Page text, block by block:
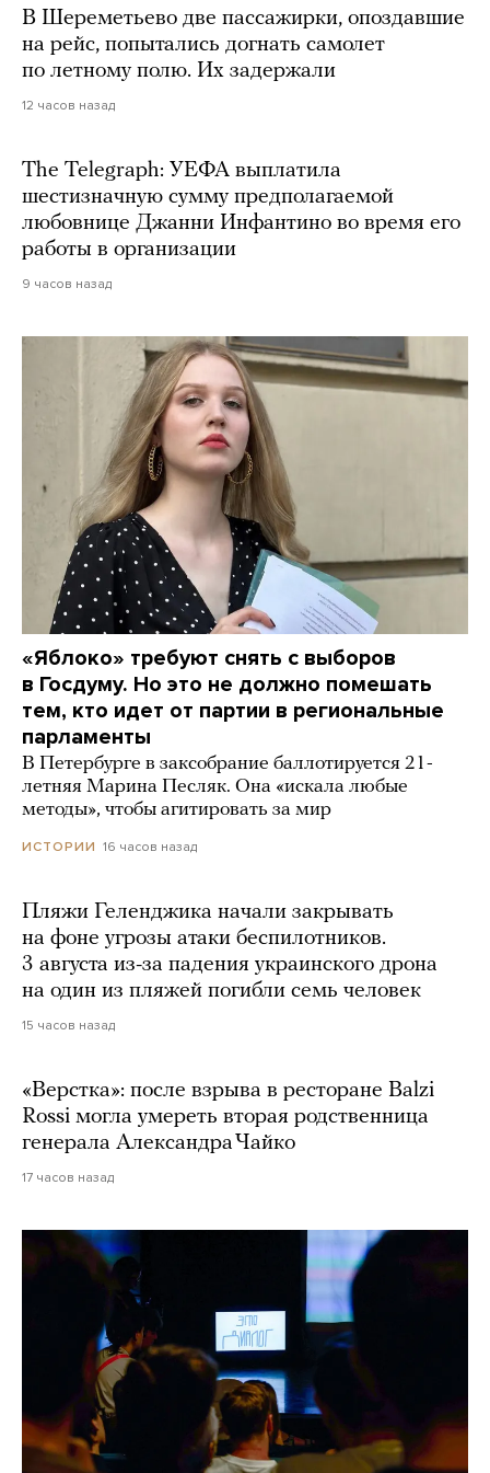
В Шереметьево две пассажирки, опоздавшие
на рейс, попытались догнать самолет
по летному полю. Их задержали
12 часов назад
The Telegraph: УЕФА выплатила
шестизначную сумму предполагаемой
любовнице Джанни Инфантино во время его
работы в организации
9 часов назад
«Яблоко» требуют снять с выборов
в Госдуму. Но это не должно помешать
тем, кто идет от партии в региональные
парламенты
В Петербурге в заксобрание баллотируется 21-
летняя Марина Песляк. Она «искала любые
методы», чтобы агитировать за мир
ИСТОРИИ 16 часов назад
Пляжи Геленджика начали закрывать
на фоне угрозы атаки беспилотников.
3 августа из-за падения украинского дрона
на один из пляжей погибли семь человек
15 часов назад
«Верстка»: после взрыва в ресторане Balzi
Rossi могла умереть вторая родственница
генерала Александра Чайко
17 часов назад